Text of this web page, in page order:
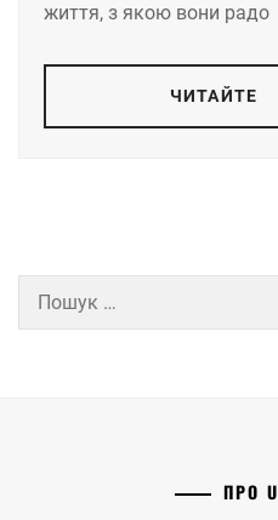
життя, з якою вони радо
ЧИТАЙТЕ
ПРО